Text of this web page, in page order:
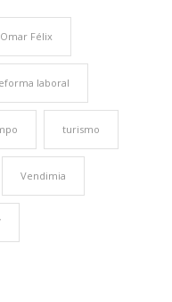
Omar Félix
laboral
turismo
Vendimia